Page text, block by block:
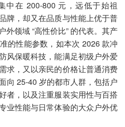
中在 200-800 元，远低于始祖
牌，却又在品质与性能上优于普
外领域 “高性价比” 的代表。其产
的性能参数，如本次 2026 款冲
风保暖科技，能满足初级户外爱
求，又以亲民的价格让普通消费
向 25-40 岁的都市人群，包括户
者，以及注重服装实用性与百搭
业性能与日常体验的大众户外优